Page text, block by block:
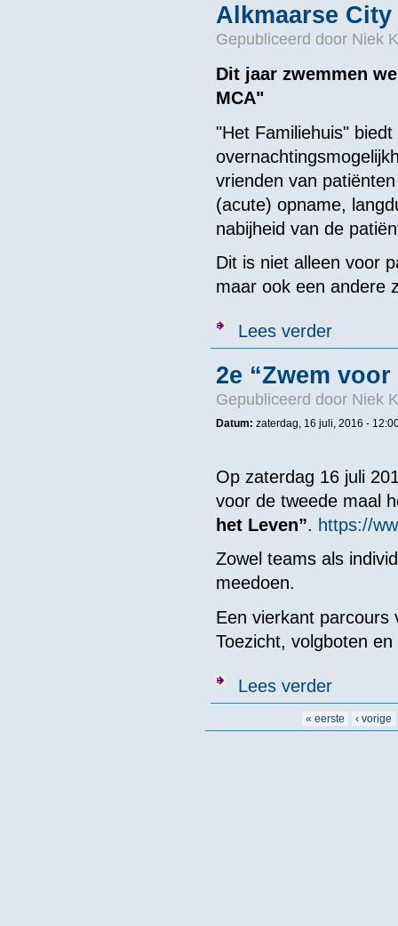
Alkmaarse City
Gepubliceerd door Niek
Dit jaar zwemmen
MCA"
"Het Familiehuis" biedt
vrienden van
(acute) opname,
nabijheid van de
Dit is niet alleen voor
maar ook een andere
Lees verderover
2e “Zwem
Gepubliceerd door Niek
Datum: zaterdag, 16 juli, 2016 -
Op zaterdag 16 juli
voor de tweede maal
het Leven”. https://
Zowel teams als
meedoen.
Een vierkant parcours
Toezicht, volgboten
Lees verderover 2e
« eerste ‹ vorige